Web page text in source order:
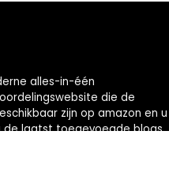
alles-in-één
die de
zijn op amazon en u
laatst toegevoegde blogs.